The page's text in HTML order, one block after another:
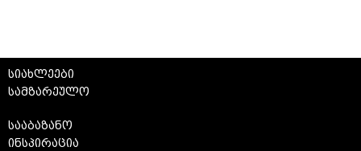
სიახლეები
სამზარეულო
სააბაზანო
ინსპირაცია